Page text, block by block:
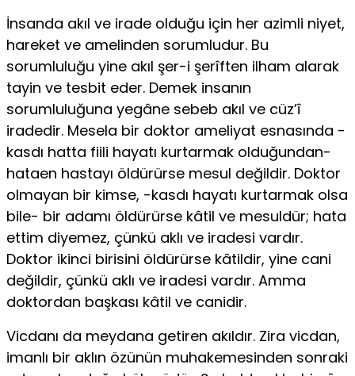
İnsanda akıl ve irade olduğu için her azimli niyet,
hareket ve amelin­den sorumludur. Bu
sorumluluğu yine akıl şer-i şerîften ilham alarak
ta­yin ve tesbit eder. Demek insanın
sorumluluğuna yegâne sebeb akıl ve cüz’î
iradedir. Mesela bir doktor ameliyat esnasında -
kasdı hatta fiili ha­yatı kurtarmak olduğundan-
hataen hastayı öldürürse mesul değildir. Doktor
olmayan bir kimse, -kasdı hayatı kurtarmak olsa
bile- bir adamı öldürürse kâtil ve mesuldür; hata
ettim diyemez, çünkü aklı ve iradesi vardır.
Doktor ikinci birisini öldürürse kâtildir, yine cani
değildir, çünkü aklı ve iradesi vardır. Amma
doktordan başkası kâtil ve canidir.
Vicdanı da meydana getiren akıldır. Zira vicdan,
imanlı bir aklın özü­nün muhakemesinden sonraki